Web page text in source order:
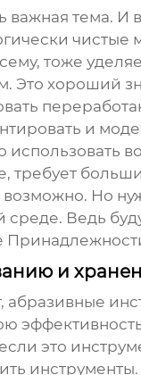
важная тема.
тоже
Это хороший
и
требует
Но
Ведь
и
абразивные
это